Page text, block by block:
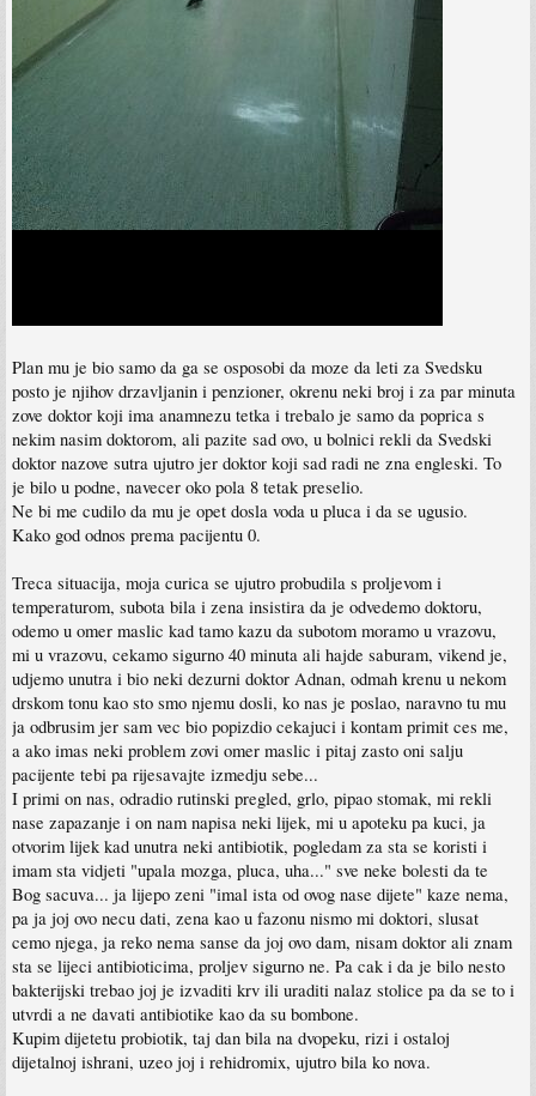
Plan mu je bio samo da ga se osposobi da moze da leti za Svedsku
posto je njihov drzavljanin i penzioner, okrenu neki broj i za par minuta
zove doktor koji ima anamnezu tetka i trebalo je samo da poprica s
nekim nasim doktorom, ali pazite sad ovo, u bolnici rekli da Svedski
doktor nazove sutra ujutro jer doktor koji sad radi ne zna engleski. To
je bilo u podne, navecer oko pola 8 tetak preselio.
Ne bi me cudilo da mu je opet dosla voda u pluca i da se ugusio.
Kako god odnos prema pacijentu 0.
Treca situacija, moja curica se ujutro probudila s proljevom i
temperaturom, subota bila i zena insistira da je odvedemo doktoru,
odemo u omer maslic kad tamo kazu da subotom moramo u vrazovu,
mi u vrazovu, cekamo sigurno 40 minuta ali hajde saburam, vikend je,
udjemo unutra i bio neki dezurni doktor Adnan, odmah krenu u nekom
drskom tonu kao sto smo njemu dosli, ko nas je poslao, naravno tu mu
ja odbrusim jer sam vec bio popizdio cekajuci i kontam primit ces me,
a ako imas neki problem zovi omer maslic i pitaj zasto oni salju
pacijente tebi pa rijesavajte izmedju sebe...
I primi on nas, odradio rutinski pregled, grlo, pipao stomak, mi rekli
nase zapazanje i on nam napisa neki lijek, mi u apoteku pa kuci, ja
otvorim lijek kad unutra neki antibiotik, pogledam za sta se koristi i
imam sta vidjeti "upala mozga, pluca, uha..." sve neke bolesti da te
Bog sacuva... ja lijepo zeni "imal ista od ovog nase dijete" kaze nema,
pa ja joj ovo necu dati, zena kao u fazonu nismo mi doktori, slusat
cemo njega, ja reko nema sanse da joj ovo dam, nisam doktor ali znam
sta se lijeci antibioticima, proljev sigurno ne. Pa cak i da je bilo nesto
bakterijski trebao joj je izvaditi krv ili uraditi nalaz stolice pa da se to i
utvrdi a ne davati antibiotike kao da su bombone.
Kupim dijetetu probiotik, taj dan bila na dvopeku, rizi i ostaloj
dijetalnoj ishrani, uzeo joj i rehidromix, ujutro bila ko nova.